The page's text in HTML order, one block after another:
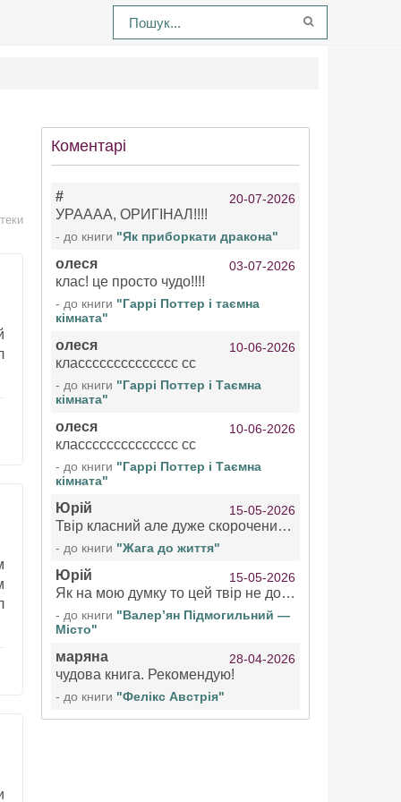
Коментарі
# 20-07-2026
УРАААА, ОРИГІНАЛ!!!!
- до книги "Як приборкати дракона"
олеся 03-07-2026
клас! це просто чудо!!!!
- до книги "Гаррі Поттер і таємна
кімната"
олеся 10-06-2026
класссссссссссссс сс
- до книги "Гаррі Поттер і Таємна
кімната"
олеся 10-06-2026
класссссссссссссс сс
- до книги "Гаррі Поттер і Таємна
кімната"
Юрій 15-05-2026
Твір класний але дуже скорочений якщо вже озвучуєте то бажано цілі твори
- до книги "Жага до життя"
Юрій 15-05-2026
Як на мою думку то цей твір не дотягує бути у топ 100 аудіокниг
- до книги "Валер’ян Підмогильний —
Місто"
маряна 28-04-2026
чудова книга. Рекомендую!
- до книги "Фелікс Австрія"